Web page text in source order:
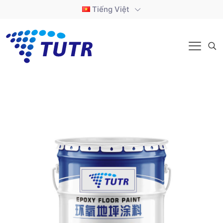
Tiếng Việt